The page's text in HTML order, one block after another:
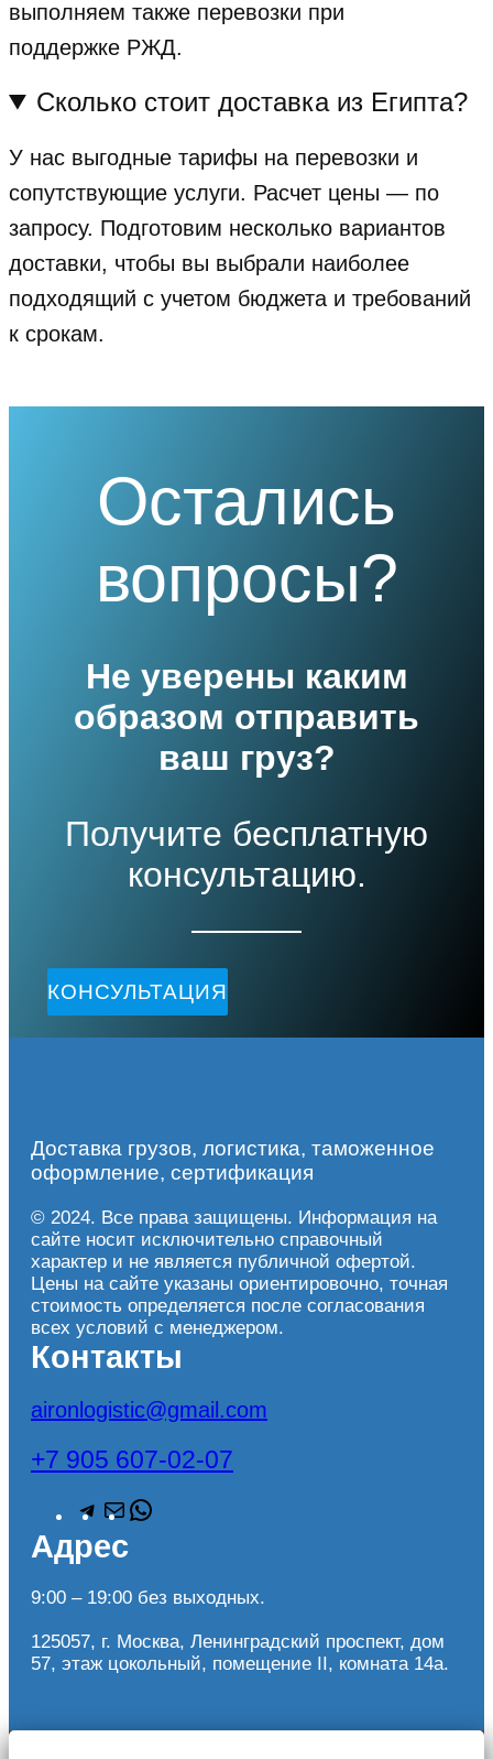
выполняем также перевозки при
поддержке РЖД.
Сколько стоит доставка из Египта?
У нас выгодные тарифы на перевозки и
сопутствующие услуги. Расчет цены — по
запросу. Подготовим несколько вариантов
доставки, чтобы вы выбрали наиболее
подходящий с учетом бюджета и требований
к срокам.
Остались
вопросы?
Не уверены каким
образом отправить
ваш груз?
Получите бесплатную
консультацию.
КОНСУЛЬТАЦИЯ
Доставка грузов, логистика, таможенное
оформление, сертификация
© 2024. Все права защищены. Информация на
сайте носит исключительно справочный
характер и не является публичной офертой.
Цены на сайте указаны ориентировочно, точная
стоимость определяется после согласования
всех условий с менеджером.
Контакты
aironlogistic@gmail.com
+7 905 607-02-07
T
l
g
a
m
П
ч
а
s
p
p
Адрес
9:00 – 19:00 без выходных.
125057, г. Москва, Ленинградский проспект, дом
57, этаж цокольный, помещение II, комната 14а.